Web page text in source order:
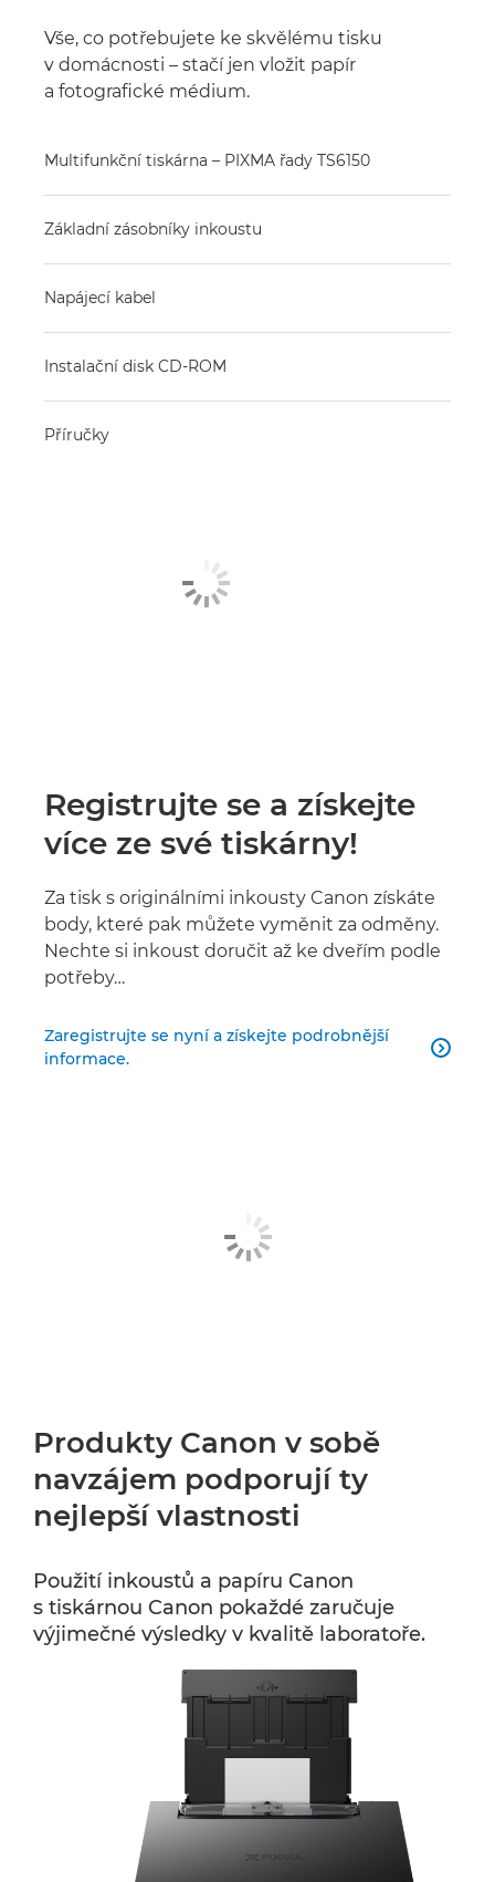
Vše, co potřebujete ke skvělému tisku
v domácnosti – stačí jen vložit papír
a fotografické médium.
Multifunkční tiskárna – PIXMA řady TS6150
Základní zásobníky inkoustu
Napájecí kabel
Instalační disk CD-ROM
Příručky
Registrujte se a získejte
více ze své tiskárny!
Za tisk s originálními inkousty Canon získáte
body, které pak můžete vyměnit za odměny.
Nechte si inkoust doručit až ke dveřím podle
potřeby…
Zaregistrujte se nyní a získejte podrobnější
informace.

Produkty Canon v sobě
navzájem podporují ty
nejlepší vlastnosti
Použití inkoustů a papíru Canon
s tiskárnou Canon pokaždé zaručuje
výjimečné výsledky v kvalitě laboratoře.